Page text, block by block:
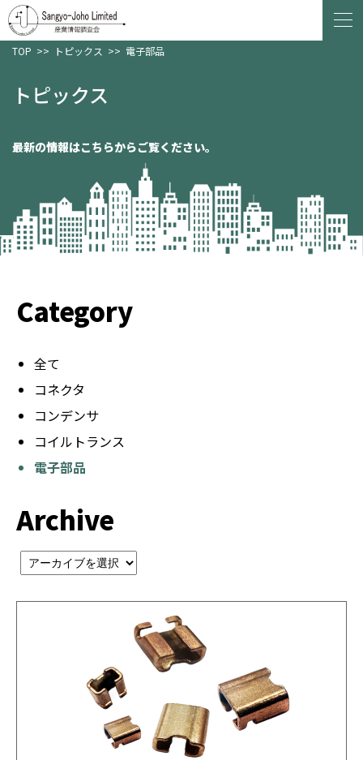
TOP >> トピックス >> 電子部品
トピックス
最新の情報はこちらからご覧ください。
Category
全て
コネクタ
コンデンサ
コイルトランス
電子部品
Archive